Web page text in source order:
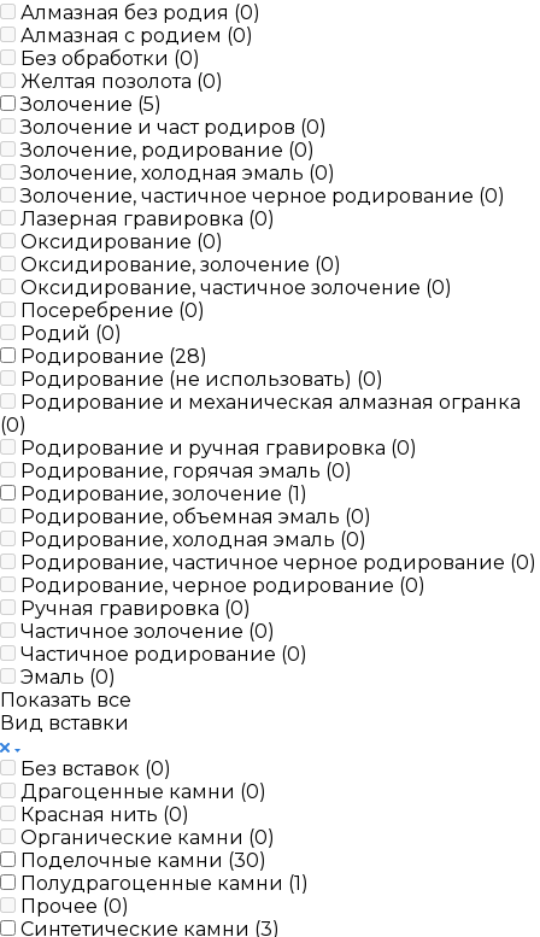
Алмазная без родия (0)
Алмазная с родием (0)
Без обработки (0)
Желтая позолота (0)
Золочение (5)
Золочение и част родиров (0)
Золочение, родирование (0)
Золочение, холодная эмаль (0)
Золочение, частичное черное родирование (0)
Лазерная гравировка (0)
Оксидирование (0)
Оксидирование, золочение (0)
Оксидирование, частичное золочение (0)
Посеребрение (0)
Родий (0)
Родирование (28)
Родирование (не использовать) (0)
Родирование и механическая алмазная огранка
(0)
Родирование и ручная гравировка (0)
Родирование, горячая эмаль (0)
Родирование, золочение (1)
Родирование, объемная эмаль (0)
Родирование, холодная эмаль (0)
Родирование, частичное черное родирование (0)
Родирование, черное родирование (0)
Ручная гравировка (0)
Частичное золочение (0)
Частичное родирование (0)
Эмаль (0)
Показать все
Вид вставки
Без вставок (0)
Драгоценные камни (0)
Красная нить (0)
Органические камни (0)
Поделочные камни (30)
Полудрагоценные камни (1)
Прочее (0)
Синтетические камни (3)